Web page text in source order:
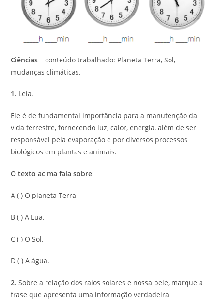
Ciências – conteúdo trabalhado: Planeta Terra, Sol,
mudanças climáticas.
1. Leia.
Ele é de fundamental importância para a manutenção da
vida terrestre, fornecendo luz, calor, energia, além de ser
responsável pela evaporação e por diversos processos
biológicos em plantas e animais.
O texto acima fala sobre:
A ( ) O planeta Terra.
B ( ) A Lua.
C ( ) O Sol.
D ( ) A água.
2. Sobre a relação dos raios solares e nossa pele, marque a
frase que apresenta uma informação verdadeira: